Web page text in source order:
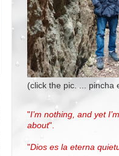
(click the pic. ... pincha
"I’m nothing, and yet
about".
"Dios es la eterna